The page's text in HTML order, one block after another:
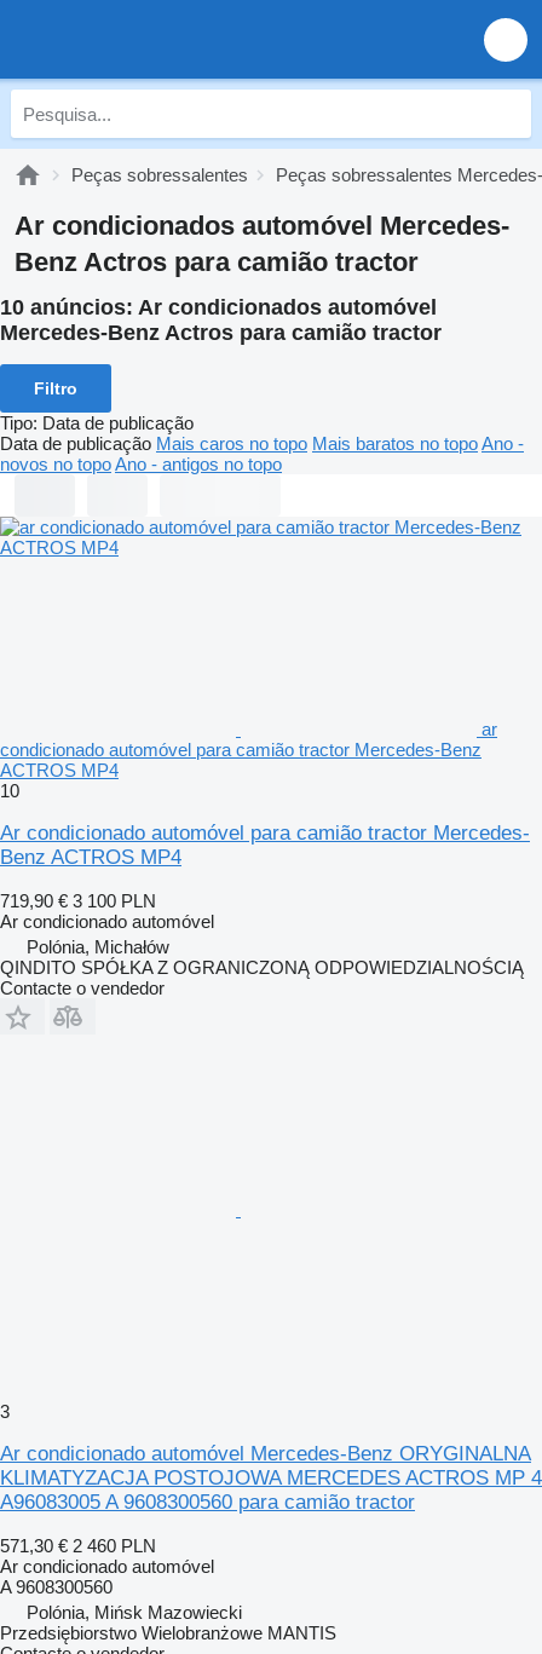
Peças sobressalentes Peças sobressalentes
Ar condicionados automóvel Mercedes-
Benz Actros para camião tractor
10 anúncios: Ar condicionados automóvel
Mercedes-Benz Actros para camião tractor
Filtro
Tipo: Data de publicação
Data de publicação Mais caros no topo Mais baratos no topoAno -
novos no topoAno - antigos no topo
ar
condicionado automóvel para camião tractor Mercedes-Benz
ACTROS MP4
10
Ar condicionado automóvel para camião tractor Mercedes-
Benz ACTROS MP4
719,90 € 3 100 PLN
Ar condicionado automóvel
Polónia, Michałów
QINDITO SPÓŁKA Z OGRANICZONĄ ODPOWIEDZIALNOŚCIĄ
Contacte o vendedor
3
Ar condicionado automóvel Mercedes-Benz ORYGINALNA
KLIMATYZACJA POSTOJOWA MERCEDES ACTROS MP 4
A96083005 A 9608300560 para camião tractor
571,30 € 2 460 PLN
Ar condicionado automóvel
A 9608300560
Polónia, Mińsk Mazowiecki
Przedsiębiorstwo Wielobranżowe MANTIS